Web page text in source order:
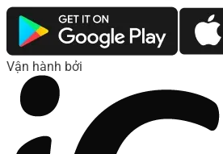
Vận hành bởi